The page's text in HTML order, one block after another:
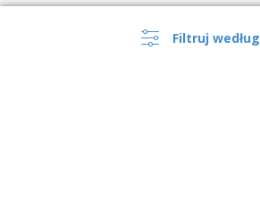
Filtruj według